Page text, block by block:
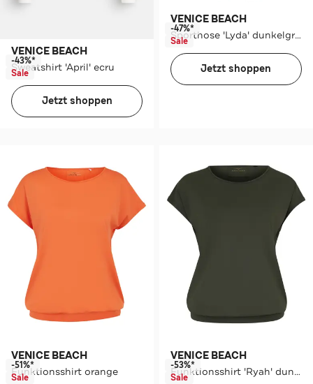
VENICE BEACH
Sweatshirt 'April' ecru
-43%*
Sale
Jetzt shoppen
VENICE BEACH
Sporthose 'Lyda' dunkelgrau
-47%*
Sale
Jetzt shoppen
VENICE BEACH
Funktionsshirt orange
-51%*
Sale
VENICE BEACH
Funktionsshirt 'Ryah' dunkelgrün
-53%*
Sale